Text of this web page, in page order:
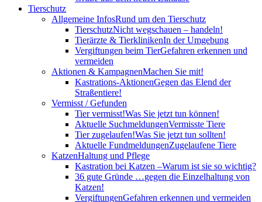
Tierschutz
Allgemeine InfosRund um den Tierschutz
TierschutzNicht wegschauen – handeln!
Tierärzte & TierklinikenIn der Umgebung
Vergiftungen beim TierGefahren erkennen und
vermeiden
Aktionen & KampagnenMachen Sie mit!
Kastrations-AktionenGegen das Elend der
Straßentiere!
Vermisst / Gefunden
Tier vermisst!Was Sie jetzt tun können!
Aktuelle SuchmeldungenVermisste Tiere
Tier zugelaufen!Was Sie jetzt tun sollten!
Aktuelle FundmeldungenZugelaufene Tiere
KatzenHaltung und Pflege
Kastration bei Katzen –Warum ist sie so wichtig?
36 gute Gründe …gegen die Einzelhaltung von
Katzen!
VergiftungenGefahren erkennen und vermeiden